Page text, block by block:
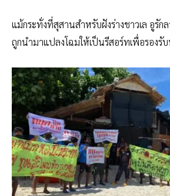
แม้กระทั่งที่สุสานสำหรับฝังร่างชาวเล อูรัก
ถูกนำมาแปลงโฉมให้เป็นรีสอร์ทเพื่อรองรั